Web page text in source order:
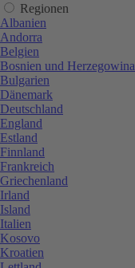
Regionen
Albanien
Andorra
Belgien
Bosnien und Herzegowina
Bulgarien
Dänemark
Deutschland
England
Estland
Finnland
Frankreich
Griechenland
Irland
Island
Italien
Kosovo
Kroatien